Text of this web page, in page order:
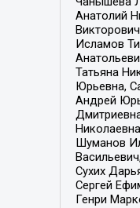
Анатолий
Исламов
Татьяна
Юрьевна,
Андрей
Шуманов
Сухих
Сергей
Генри